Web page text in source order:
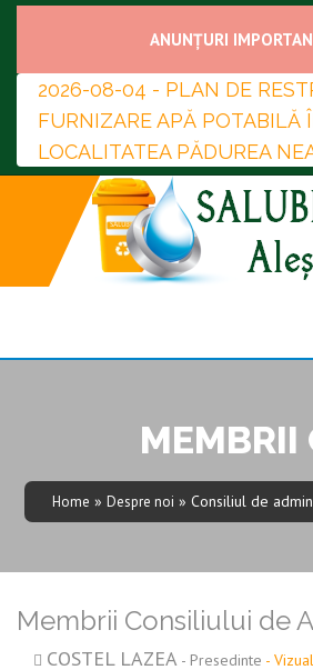
ANUNȚURI
2026-08-04 - PLAN DE
FURNIZARE APĂ POTABILĂ
LOCALITATEA PĂDUREA
MEMBRII
Home » Despre noi » Consiliul de
Membrii Consiliului de
COSTEL LAZEA - Presedinte -